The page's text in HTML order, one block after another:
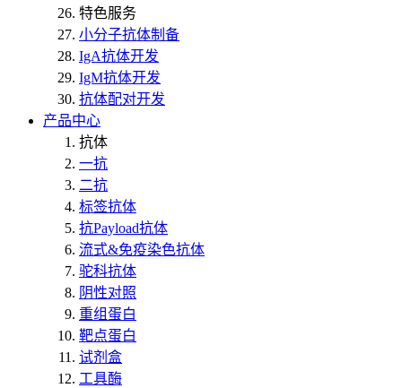
特色服务
小分子抗体制备
IgA抗体开发
IgM抗体开发
抗体配对开发
产品中心
抗体
一抗
二抗
标签抗体
抗Payload抗体
流式&免疫染色抗体
驼科抗体
阴性对照
重组蛋白
靶点蛋白
试剂盒
工具酶